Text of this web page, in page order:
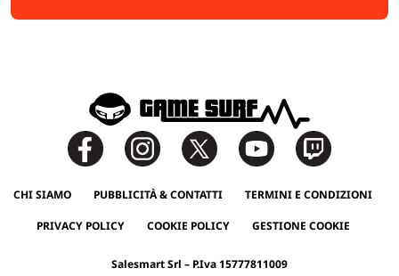
CHI SIAMO PUBBLICITÀ & CONTATTI TERMINI E CONDIZIONI
PRIVACY POLICY COOKIE POLICY GESTIONE COOKIE
Salesmart Srl – P.Iva 15777811009